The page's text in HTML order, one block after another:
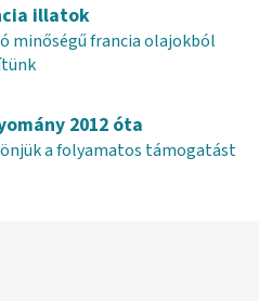
á
n
y
t
á
s
illatok
minőségű francia olajokból
2012 óta
a folyamatos támogatást